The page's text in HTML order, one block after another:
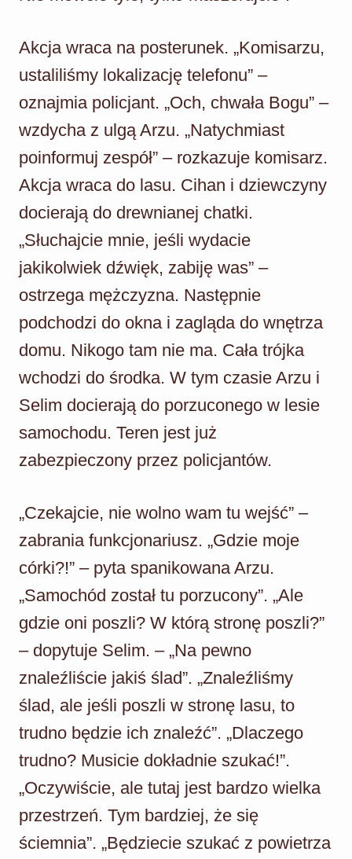
Akcja wraca na posterunek. „Komisarzu,
ustaliliśmy lokalizację telefonu” –
oznajmia policjant. „Och, chwała Bogu” –
wzdycha z ulgą Arzu. „Natychmiast
poinformuj zespół” – rozkazuje komisarz.
Akcja wraca do lasu. Cihan i dziewczyny
docierają do drewnianej chatki.
„Słuchajcie mnie, jeśli wydacie
jakikolwiek dźwięk, zabiję was” –
ostrzega mężczyzna. Następnie
podchodzi do okna i zagląda do wnętrza
domu. Nikogo tam nie ma. Cała trójka
wchodzi do środka. W tym czasie Arzu i
Selim docierają do porzuconego w lesie
samochodu. Teren jest już
zabezpieczony przez policjantów.
„Czekajcie, nie wolno wam tu wejść” –
zabrania funkcjonariusz. „Gdzie moje
córki?!” – pyta spanikowana Arzu.
„Samochód został tu porzucony”. „Ale
gdzie oni poszli? W którą stronę poszli?”
– dopytuje Selim. – „Na pewno
znaleźliście jakiś ślad”. „Znaleźliśmy
ślad, ale jeśli poszli w stronę lasu, to
trudno będzie ich znaleźć”. „Dlaczego
trudno? Musicie dokładnie szukać!”.
„Oczywiście, ale tutaj jest bardzo wielka
przestrzeń. Tym bardziej, że się
ściemnia”. „Będziecie szukać z powietrza